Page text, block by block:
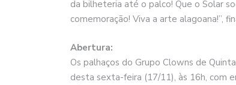
da bilheteria até o palco! Que o Solar
comemoração! Viva a arte alagoana!”,
Abertura:
Os palhaços do Grupo Clowns de
desta sexta-feira (17/11), às 16h, com